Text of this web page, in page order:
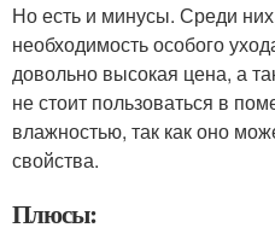
Но есть и минусы. Среди
необходимость особого
довольно высокая цена, а
не стоит пользоваться в
влажностью, так как оно
свойства.
Плюсы: